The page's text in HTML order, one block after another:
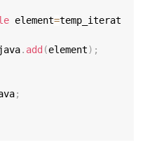
element=temp_iterat
temp_java
. add (element) ;
;